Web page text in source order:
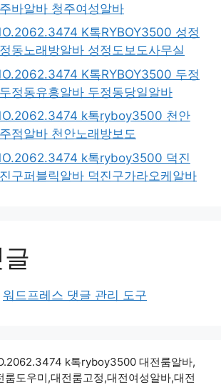
바알바 청주여성알바
K톡RYBOY3500 성정
동노래방알바 성정도보도사무실
K톡RYBOY3500 두정
정동유흥알바 두정동당일알바
k톡ryboy3500 천안
점알바 천안노래방보도
k톡ryboy3500 덕진
구퍼블릭알바 덕진구가라오케알바
워드프레스 댓글 관리 도구
k톡ryboy3500 대전룸알바,
룸도우미,대전룸고정,대전여성알바,대전